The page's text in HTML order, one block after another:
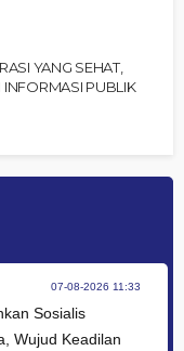
YANG SEHAT,
INFORMASI PUBLIK
07-08-2026 11:33
Sosialis
Wujud Keadilan